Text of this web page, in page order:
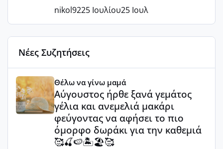
nikol9225 Ιουλίου25 Ιουλ
Νέες Συζητήσεις
Αύγουστος ήρθε ξανά γεμάτος γέλια και ανεμελιά
Θέλω να γίνω μαμά
Αύγουστος ήρθε ξανά γεμάτος
γέλια και ανεμελιά μακάρι
φεύγοντας να αφήσει το πιο
όμορφο δωράκι για την καθεμιά
🥰🍒🍉🏝️🏖️🥰